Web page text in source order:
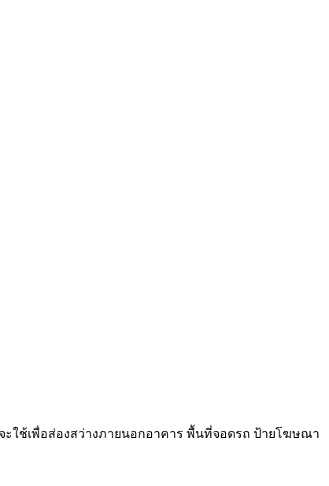
ะใช้เพื่อส่องสว่างภายนอกอาคาร พื้นที่จอดรถ ป้ายโฆษณา